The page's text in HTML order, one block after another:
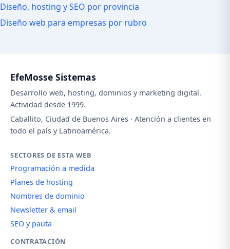
Diseño, hosting y SEO por provincia
Diseño web para empresas por rubro
EfeMosse Sistemas
Desarrollo web, hosting, dominios y marketing digital.
Actividad desde 1999.
Caballito, Ciudad de Buenos Aires · Atención a clientes en
todo el país y Latinoamérica.
SECTORES DE ESTA WEB
Programación a medida
Planes de hosting
Nombres de dominio
Newsletter & email
SEO y pauta
CONTRATACIÓN